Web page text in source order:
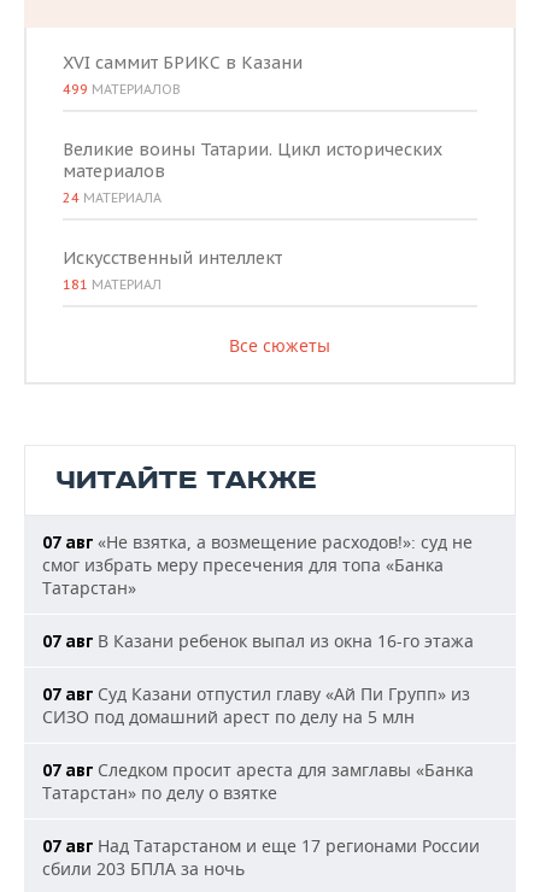
XVI саммит БРИКС в Казани
499 МАТЕРИАЛОВ
Великие воины Татарии. Цикл исторических
материалов
24 МАТЕРИАЛА
Искусственный интеллект
181 МАТЕРИАЛ
Все сюжеты
ЧИТАЙТЕ ТАКЖЕ
07 авг «Не взятка, а возмещение расходов!»: суд не
смог избрать меру пресечения для топа «Банка
Татарстан»
07 авг В Казани ребенок выпал из окна 16-го этажа
07 авг Суд Казани отпустил главу «Ай Пи Групп» из
СИЗО под домашний арест по делу на 5 млн
07 авг Следком просит ареста для замглавы «Банка
Татарстан» по делу о взятке
07 авг Над Татарстаном и еще 17 регионами России
сбили 203 БПЛА за ночь